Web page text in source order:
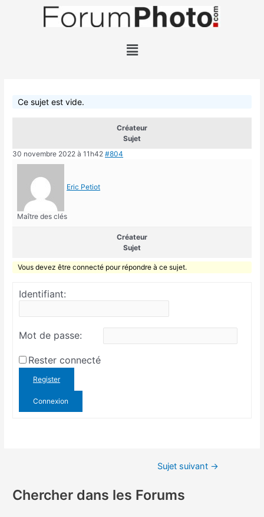
Ce sujet est vide.
Créateur
Sujet
30 novembre 2022 à 11h42 #804
Eric Petiot
Maître des clés
Créateur
Sujet
Vous devez être connecté pour répondre à ce sujet.
Identifiant:
Mot de passe:
Rester connecté
Register
Connexion
Sujet suivant →
Chercher dans les Forums